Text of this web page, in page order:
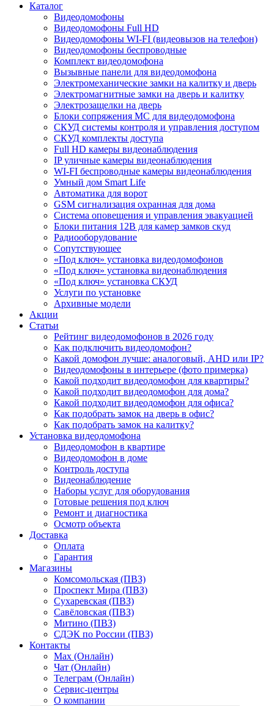
Каталог
Видеодомофоны
Видеодомофоны Full HD
Видеодомофоны WI-FI (видеовызов на телефон)
Видеодомофоны беспроводные
Комплект видеодомофона
Вызывные панели для видеодомофона
Электромеханические замки на калитку и дверь
Электромагнитные замки на дверь и калитку
Электрозащелки на дверь
Блоки сопряжения МС для видеодомофона
СКУД системы контроля и управления доступом
СКУД комплекты доступа
Full HD камеры видеонаблюдения
IP уличные камеры видеонаблюдения
WI-FI беспроводные камеры видеонаблюдения
Умный дом Smart Life
Автоматика для ворот
GSM сигнализация охранная для дома
Cистема оповещения и управления эвакуацией
Блоки питания 12В для камер замков скуд
Радиооборудование
Сопутствующее
«Под ключ» установка видеодомофонов
«Под ключ» установка видеонаблюдения
«Под ключ» установка СКУД
Услуги по установке
Архивные модели
Акции
Статьи
Рейтинг видеодомофонов в 2026 году
Как подключить видеодомофон?
Какой домофон лучше: аналоговый, AHD или IP?
Видеодомофоны в интерьере (фото примерка)
Какой подходит видеодомофон для квартиры?
Какой подходит видеодомофон для дома?
Какой подходит видеодомофон для офиса?
Как подобрать замок на дверь в офис?
Как подобрать замок на калитку?
Установка видеодомофона
Видеодомофон в квартире
Видеодомофон в доме
Контроль доступа
Видеонаблюдение
Наборы услуг для оборудования
Готовые решения под ключ
Ремонт и диагностика
Осмотр объекта
Доставка
Оплата
Гарантия
Магазины
Комсомольская (ПВЗ)
Проспект Мира (ПВЗ)
Сухаревская (ПВЗ)
Савёловская (ПВЗ)
Митино (ПВЗ)
СДЭК по России (ПВЗ)
Контакты
Max (Онлайн)
Чат (Онлайн)
Телеграм (Онлайн)
Сервис-центры
О компании